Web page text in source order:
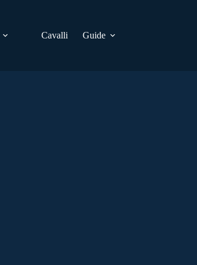
Cavalli Guide